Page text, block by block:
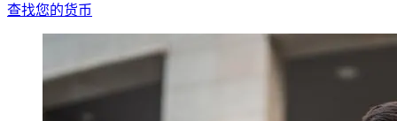
查找您的货币